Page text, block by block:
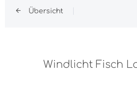
Übersicht
Windlicht Fisch